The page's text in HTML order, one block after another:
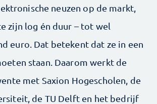
neuzen op de markt,
zijn log én duur – tot wel
euro. Dat betekent dat ze in een
staan. Daarom werkt de
met Saxion Hogescholen, de
de TU Delft en het bedrijf